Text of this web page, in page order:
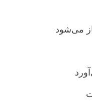
می‌شود